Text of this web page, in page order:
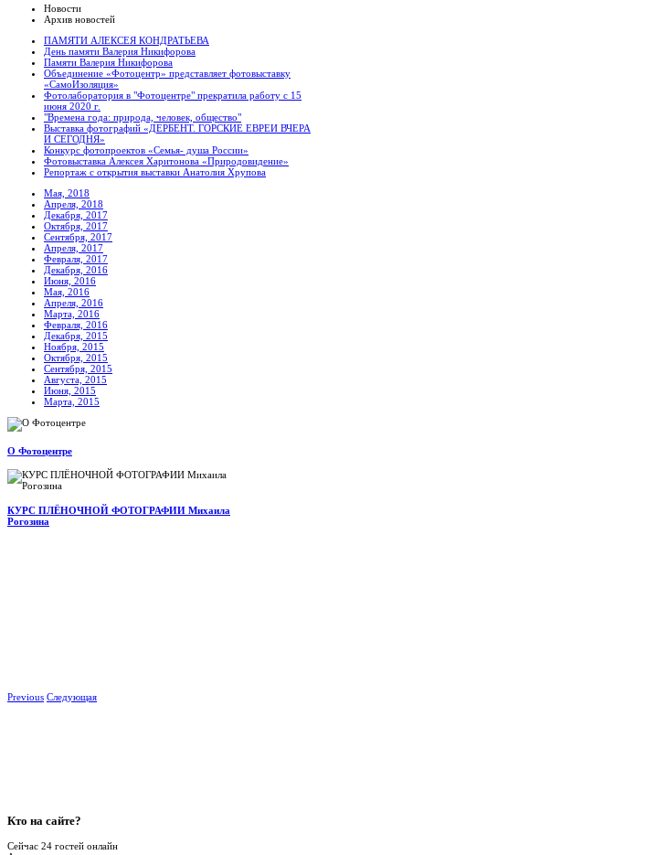
Новости
Архив новостей
ПАМЯТИ АЛЕКСЕЯ КОНДРАТЬЕВА
День памяти Валерия Никифорова
Памяти Валерия Никифорова
Объединение «Фотоцентр» представляет фотовыставку
«СамоИзоляция»
Фотолаборатория в "Фотоцентре" прекратила работу с 15
июня 2020 г.
"Времена года: природа, человек, общество"
Выставка фотографий «ДЕРБЕНТ. ГОРСКИЕ ЕВРЕИ ВЧЕРА
И СЕГОДНЯ»
Конкурс фотопроектов «Семья- душа России»
Фотовыставка Алексея Харитонова «Природовидение»
Репортаж с открытия выставки Анатолия Хрупова
Мая, 2018
Апреля, 2018
Декабря, 2017
Октября, 2017
Сентября, 2017
Апреля, 2017
Февраля, 2017
Декабря, 2016
Июня, 2016
Мая, 2016
Апреля, 2016
Марта, 2016
Февраля, 2016
Декабря, 2015
Ноября, 2015
Октября, 2015
Сентября, 2015
Августа, 2015
Июня, 2015
Марта, 2015
О Фотоцентре
КУРС ПЛЁНОЧНОЙ ФОТОГРАФИИ Михаила
Рогозина
Previous Следующая
Кто на сайте?
Сейчас 24 гостей онлайн